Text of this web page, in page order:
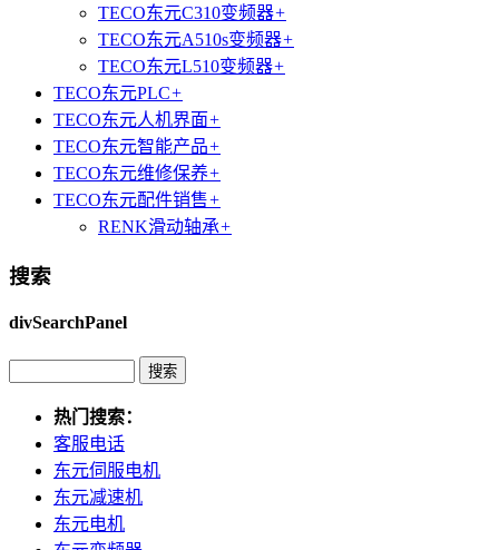
TECO东元C310变频器+
TECO东元A510s变频器+
TECO东元L510变频器+
TECO东元PLC+
TECO东元人机界面+
TECO东元智能产品+
TECO东元维修保养+
TECO东元配件销售+
RENK滑动轴承+
搜索
divSearchPanel
热门搜索：
客服电话
东元伺服电机
东元减速机
东元电机